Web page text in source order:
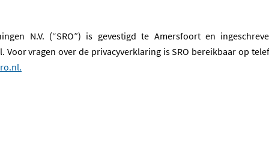
N.V. (“SRO”) is gevestigd te Amersfoort en
Voor vragen over de privacyverklaring is SRO bereikbaar op